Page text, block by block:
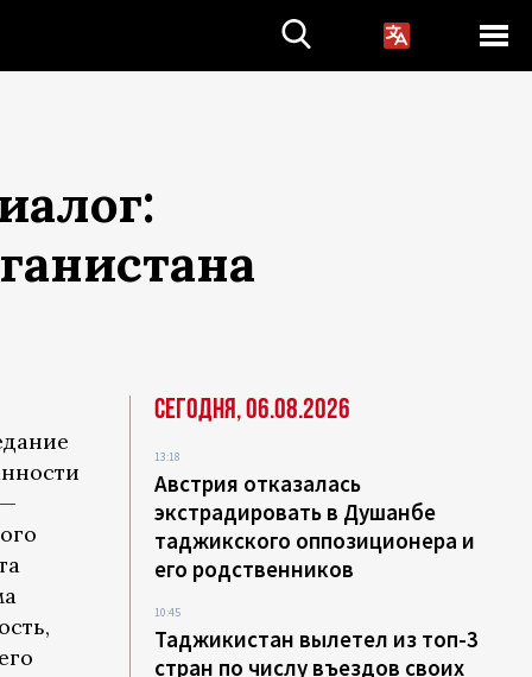
Сегодня, 06.08.2026
13:18
Австрия отказалась
экстрадировать в Душанбе
таджикского оппозиционера и
его родственников
10:45
Таджикистан вылетел из топ-3
стран по числу въездов своих